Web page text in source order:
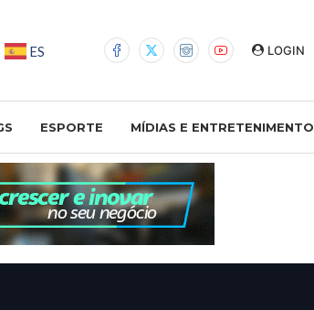
ES LOGIN
ESPORTE MÍDIAS E ENTRETENIMENTO